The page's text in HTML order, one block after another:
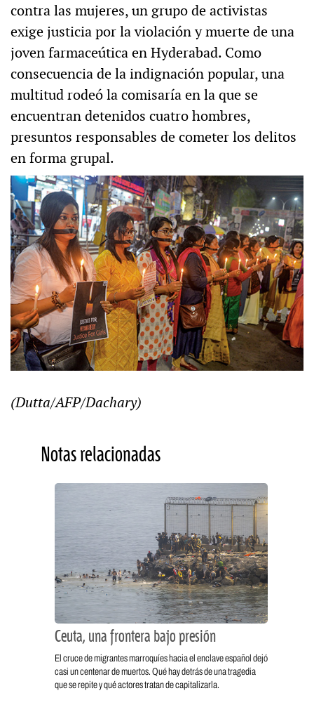
contra las mujeres, un grupo de activistas
exige justicia por la violación y muerte de una
joven farmaceútica en Hyderabad. Como
consecuencia de la indignación popular, una
multitud rodeó la comisaría en la que se
encuentran detenidos cuatro hombres,
presuntos responsables de cometer los delitos
en forma grupal.
(Dutta/AFP/Dachary)
Notas relacionadas
Ceuta, una frontera bajo presión
El cruce de migrantes marroquíes hacia el enclave español dejó
casi un centenar de muertos. Qué hay detrás de una tragedia
que se repite y qué actores tratan de capitalizarla.